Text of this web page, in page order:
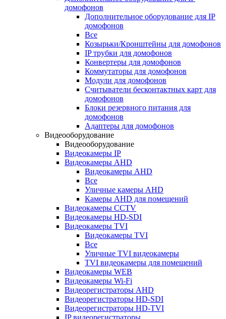
домофонов
Дополнительное оборудование для IP
домофонов
Все
Козырьки/Кронштейны для домофонов
IP трубки для домофонов
Конвертеры для домофонов
Коммутаторы для домофонов
Модули для домофонов
Считыватели бесконтактных карт для
домофонов
Блоки резервного питания для
домофонов
Адаптеры для домофонов
Видеооборудование
Видеооборудование
Видеокамеры IP
Видеокамеры AHD
Видеокамеры AHD
Все
Уличные камеры AHD
Камеры AHD для помещений
Видеокамеры CCTV
Видеокамеры HD-SDI
Видеокамеры TVI
Видеокамеры TVI
Все
Уличные TVI видеокамеры
TVI видеокамеры для помещений
Видеокамеры WEB
Видеокамеры Wi-Fi
Видеорегистраторы AHD
Видеорегистраторы HD-SDI
Видеорегистраторы HD-TVI
IP видеорегистраторы